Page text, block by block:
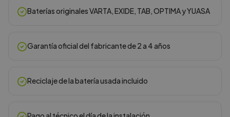
Baterías originales VARTA, EXIDE, TAB, OPTIMA y YUASA
Garantía oficial del fabricante de 2 a 4 años
Reciclaje de la batería usada incluido